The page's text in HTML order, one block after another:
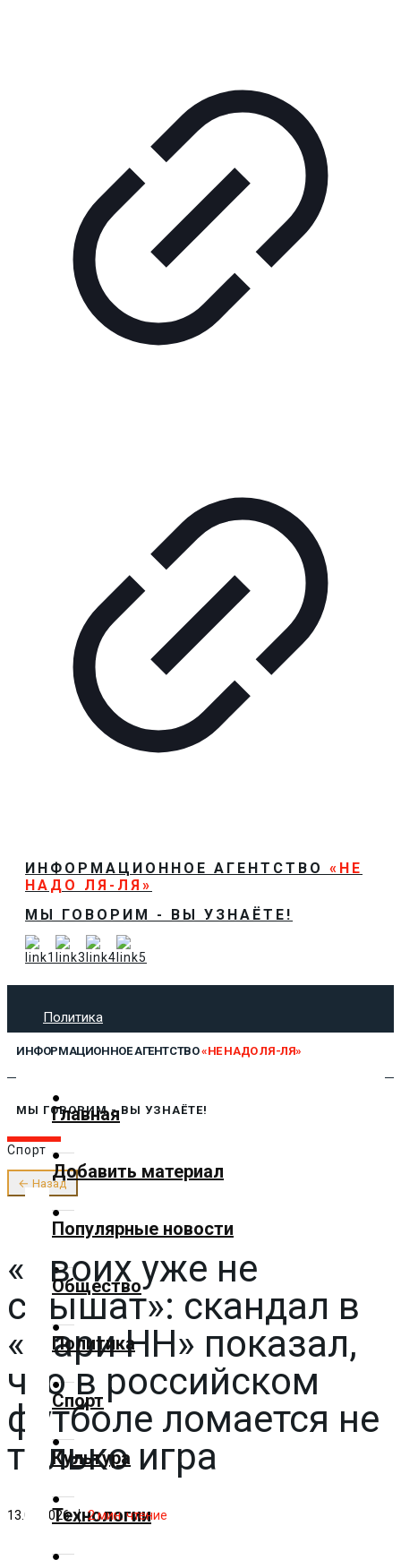
ИНФОРМАЦИОННОЕ АГЕНТСТВО «НЕ
НАДО ЛЯ-ЛЯ»
МЫ ГОВОРИМ - ВЫ УЗНАЁТЕ!
Политика
Технологии
Предложить новость
О нас
✕
Главная
Добавить
материал
Популярные
новости
Общество
Политика
ИНФОРМАЦИОННОЕ АГЕНТСТВО«НЕ НАДО ЛЯ-ЛЯ»
Главная
Добавить материал
Популярные новости
Общество
Политика
Спорт
Культура
Технологии
МЫ ГОВОРИМ - ВЫ УЗНАЁТЕ!
Спорт
← Назад
«Своих уже не
слышат»: скандал в
«Пари НН» показал,
что в российском
футболе ломается не
только игра
13.05.2026 2мин. чтение